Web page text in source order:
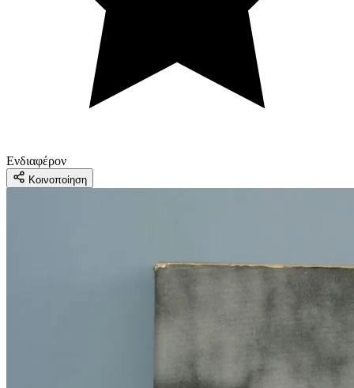
Ενδιαφέρον
Κοινοποίηση